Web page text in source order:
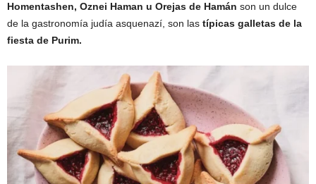
Homentashen, Oznei Haman u Orejas de Hamán son un dulce
de la gastronomía judía asquenazí, son las típicas galletas de la
fiesta de Purim.